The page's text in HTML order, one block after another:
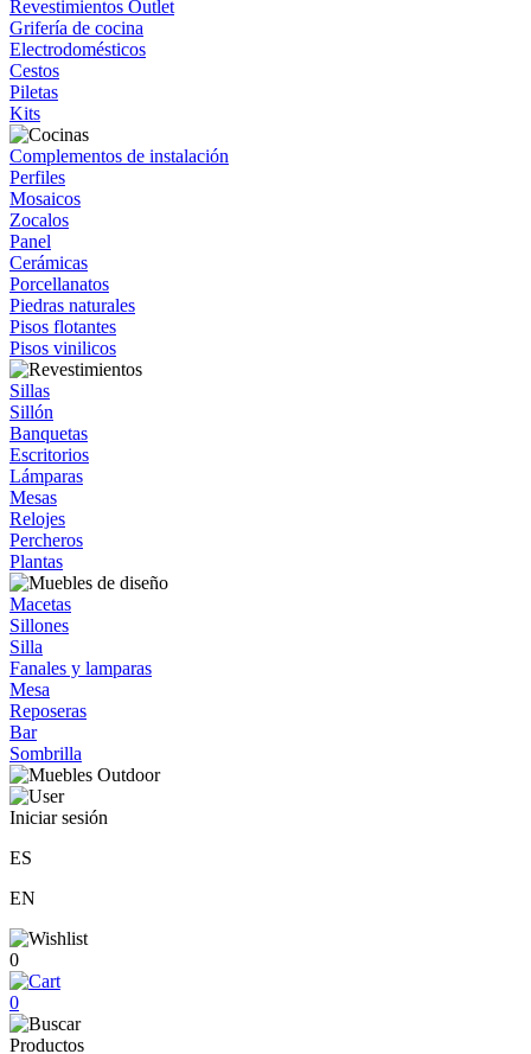
Revestimientos Outlet
Grifería de cocina
Electrodomésticos
Cestos
Piletas
Kits
Complementos de instalación
Perfiles
Mosaicos
Zocalos
Panel
Cerámicas
Porcellanatos
Piedras naturales
Pisos flotantes
Pisos vinilicos
Sillas
Sillón
Banquetas
Escritorios
Lámparas
Mesas
Relojes
Percheros
Plantas
Macetas
Sillones
Silla
Fanales y lamparas
Mesa
Reposeras
Bar
Sombrilla
Iniciar sesión
ES
EN
0
0
Productos